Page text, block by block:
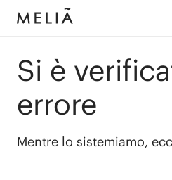
Si è
errore
Mentre lo sistemiamo,